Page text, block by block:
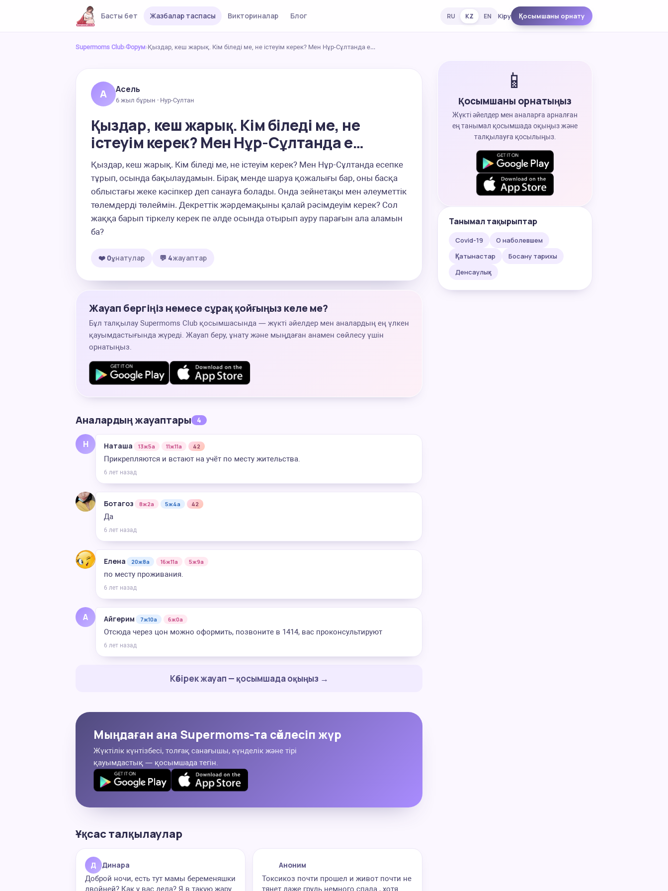
Басты бет Жазбалар таспасы Викториналар Блог RU KZ EN Кіру Қосымшаны орнату
Supermoms Club›Форум›Қыздар, кеш жарық. Кім біледі ме, не істеуім керек? Мен Нұр-Сұлтанда е…
А Асель
6 жыл бұрын · Нур-Султан
Қыздар, кеш жарық. Кім біледі ме, не
істеуім керек? Мен Нұр-Сұлтанда е…
Қыздар, кеш жарық. Кім біледі ме, не істеуім керек? Мен Нұр-Сұлтанда есепке
тұрып, осында бақылаудамын. Бірақ менде шаруа қожалығы бар, оны басқа
облыстағы жеке кәсіпкер деп санауға болады. Онда зейнетақы мен әлеуметтік
төлемдерді төлеймін. Декреттік жәрдемақыны қалай рәсімдеуім керек? Сол
жаққа барып тіркелу керек пе әлде осында отырып ауру парағын ала аламын
ба?
❤️ 0ұнатулар 💬 4жауаптар
Жауап бергіңіз немесе сұрақ қойғыңыз келе ме?
Бұл талқылау Supermoms Club қосымшасында — жүкті әйелдер мен аналардың ең үлкен
қауымдастығында жүреді. Жауап беру, ұнату және мыңдаған анамен сөйлесу үшін
орнатыңыз.
Аналардың жауаптары 4
Н Наташа 13ж5а 11ж11а 42
Прикрепляются и встают на учёт по месту жительства.
6 лет назад
Ботагоз 8ж2а 5ж4а 42
Да
6 лет назад
Елена 20ж8а 16ж11а 5ж9а
по месту проживания.
6 лет назад
А Айгерим 7ж10а 6ж0а
Отсюда через цон можно оформить, позвоните в 1414, вас проконсультируют
6 лет назад
Көбірек жауап — қосымшада оқыңыз →
Мыңдаған ана Supermoms-та сөйлесіп жүр
Жүктілік күнтізбесі, толғақ санағышы, күнделік және тірі
қауымдастық — қосымшада тегін.
Ұқсас талқылаулар
Д Динара
Доброй ночи, есть тут мамы беременяшки
двойней? Как у вас дела? Я в такую жару
Аноним
Токсикоз почти прошел и живот почти не
тянет даже грудь немного спала , хотя
📱
Қосымшаны орнатыңыз
Жүкті әйелдер мен аналарға арналған
ең танымал қосымшада оқыңыз және
талқылауға қосылыңыз.
Танымал тақырыптар
Covid-19
О наболевшем
Қатынастар
Босану тарихы
Денсаулық